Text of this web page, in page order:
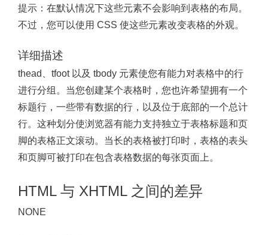
提示： 在默认情况下这些元素不会影响到表格的布局。
不过，您可以使用 CSS 使这些元素改变表格的外观。
详细描述
thead、tfoot 以及 tbody 元素使您有能力对表格中的行
进行分组。当您创建某个表格时，您也许希望拥有一个
标题行，一些带有数据的行，以及位于底部的一个总计
行。这种划分使浏览器有能力支持独立于表格标题和页
脚的表格正文滚动。当长的表格被打印时，表格的表头
和页脚可被打印在包含表格数据的每张页面上。
HTML 与 XHTML 之间的差异
NONE